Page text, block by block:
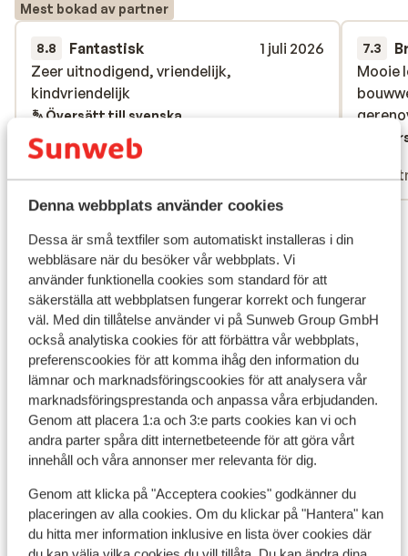
Denna webbplats använder cookies
Dessa är små textfiler som automatiskt installeras i din
webbläsare när du besöker vår webbplats. Vi
använder funktionella cookies som standard för att
säkerställa att webbplatsen fungerar korrekt och fungerar
väl. Med din tillåtelse använder vi på Sunweb Group GmbH
också analytiska cookies för att förbättra vår webbplats,
preferenscookies för att komma ihåg den information du
lämnar och marknadsföringscookies för att analysera vår
marknadsföringsprestanda och anpassa våra erbjudanden.
Genom att placera 1:a och 3:e parts cookies kan vi och
andra parter spåra ditt internetbeteende för att göra vårt
innehåll och våra annonser mer relevanta för dig.
Genom att klicka på "Acceptera cookies" godkänner du
placeringen av alla cookies. Om du klickar på "Hantera" kan
du hitta mer information inklusive en lista över cookies där
Mest bokad av partner
8.8 Fantastisk
1 juli 2026
Zeer uitnodigend, vriendelijk,
kindvriendelijk
Zeer uitnodigend, vriendelijk,
kindvriendelijk
Översätt till svenska
Anonym
Ensam förälder
7.3
Mooie
Mooie
Läge
Visa på karta
I området
Avstånd till stranden ca 3 km (sandstrand)
Avstånd till centrum: ca 3 km
Avstånd till bargata ca 3 km